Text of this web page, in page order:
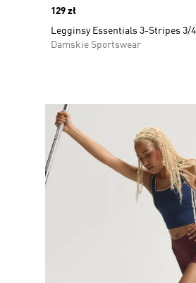
Price
129 zł
Legginsy Essentials 3-Stripes 3/
Damskie Sportswear